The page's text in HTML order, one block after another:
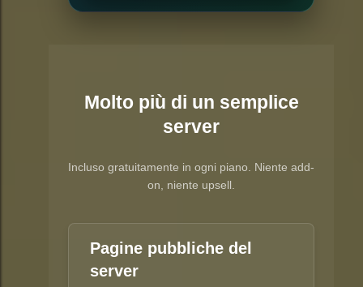
Molto più di un semplice
server
Incluso gratuitamente in ogni piano. Niente add-
on, niente upsell.
Pagine pubbliche del
server